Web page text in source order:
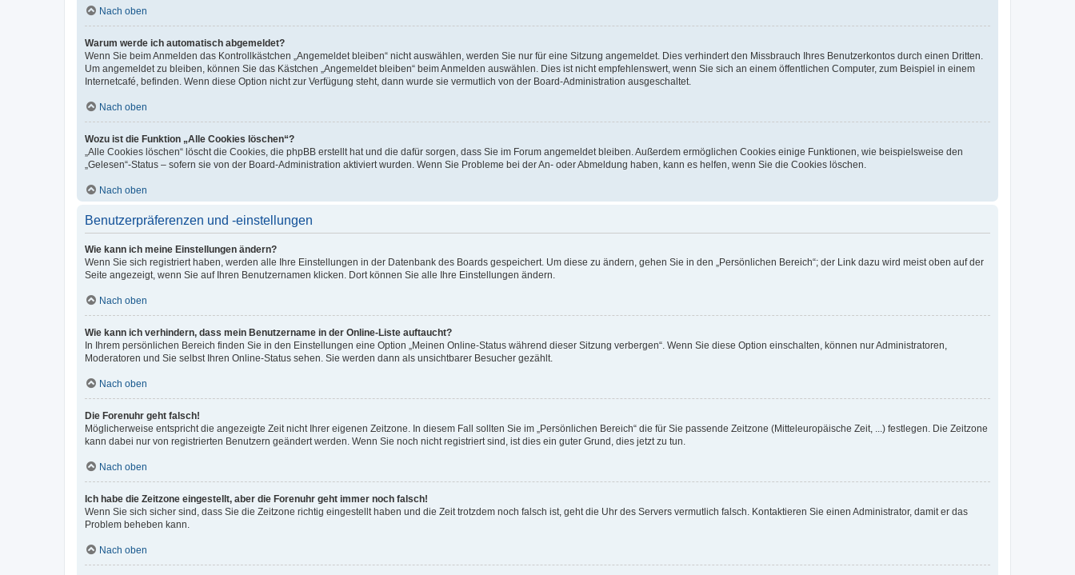
Nach oben
Warum werde ich automatisch abgemeldet?
Wenn Sie beim Anmelden das Kontrollkästchen „Angemeldet bleiben“ nicht auswählen, werden Sie nur für eine Sitzung angemeldet. Dies verhindert den Missbrauch Ihres Benutzerkontos durch einen Dritten.
Um angemeldet zu bleiben, können Sie das Kästchen „Angemeldet bleiben“ beim Anmelden auswählen. Dies ist nicht empfehlenswert, wenn Sie sich an einem öffentlichen Computer, zum Beispiel in einem
Internetcafé, befinden. Wenn diese Option nicht zur Verfügung steht, dann wurde sie vermutlich von der Board-Administration ausgeschaltet.
Nach oben
Wozu ist die Funktion „Alle Cookies löschen“?
„Alle Cookies löschen“ löscht die Cookies, die phpBB erstellt hat und die dafür sorgen, dass Sie im Forum angemeldet bleiben. Außerdem ermöglichen Cookies einige Funktionen, wie beispielsweise den
„Gelesen“-Status – sofern sie von der Board-Administration aktiviert wurden. Wenn Sie Probleme bei der An- oder Abmeldung haben, kann es helfen, wenn Sie die Cookies löschen.
Nach oben
Benutzerpräferenzen und -einstellungen
Wie kann ich meine Einstellungen ändern?
Wenn Sie sich registriert haben, werden alle Ihre Einstellungen in der Datenbank des Boards gespeichert. Um diese zu ändern, gehen Sie in den „Persönlichen Bereich“; der Link dazu wird meist oben auf der
Seite angezeigt, wenn Sie auf Ihren Benutzernamen klicken. Dort können Sie alle Ihre Einstellungen ändern.
Nach oben
Wie kann ich verhindern, dass mein Benutzername in der Online-Liste auftaucht?
In Ihrem persönlichen Bereich finden Sie in den Einstellungen eine Option „Meinen Online-Status während dieser Sitzung verbergen“. Wenn Sie diese Option einschalten, können nur Administratoren,
Moderatoren und Sie selbst Ihren Online-Status sehen. Sie werden dann als unsichtbarer Besucher gezählt.
Nach oben
Die Forenuhr geht falsch!
Möglicherweise entspricht die angezeigte Zeit nicht Ihrer eigenen Zeitzone. In diesem Fall sollten Sie im „Persönlichen Bereich“ die für Sie passende Zeitzone (Mitteleuropäische Zeit, ...) festlegen. Die Zeitzone
kann dabei nur von registrierten Benutzern geändert werden. Wenn Sie noch nicht registriert sind, ist dies ein guter Grund, dies jetzt zu tun.
Nach oben
Ich habe die Zeitzone eingestellt, aber die Forenuhr geht immer noch falsch!
Wenn Sie sich sicher sind, dass Sie die Zeitzone richtig eingestellt haben und die Zeit trotzdem noch falsch ist, geht die Uhr des Servers vermutlich falsch. Kontaktieren Sie einen Administrator, damit er das
Problem beheben kann.
Nach oben